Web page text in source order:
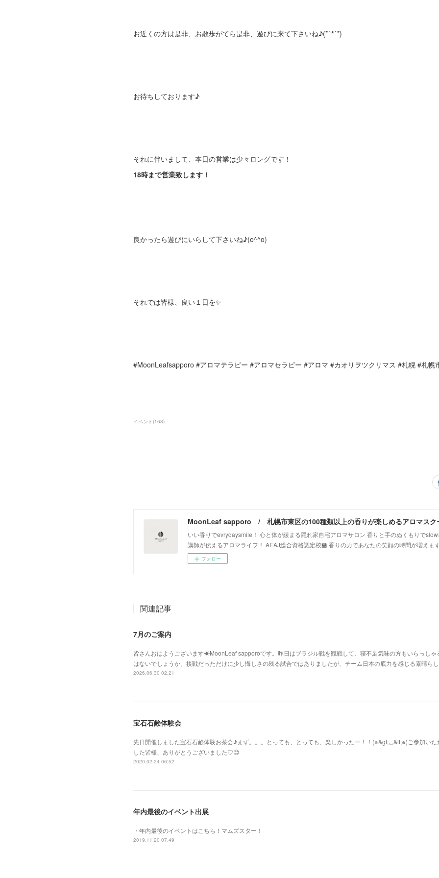
お近くの方は是非、お散歩がてら是非、遊びに来て下さいね♪(*´꒳`*)
お待ちしております♪
それに伴いまして、本日の営業は少々ロングです！
18時まで営業致します！
良かったら遊びにいらして下さいね♪(o^^o)
それでは皆様、良い１日を✨
#MoonLeafsapporo #アロマテラピー #アロマセラピー #アロマ #カオリヲツクリマス #札幌 #札幌
イベント (168)
いい香りでevrydaysmile！ 心と体が緩まる隠れ家自宅アロマサロン 香りと手のぬくもりで
講師が伝えるアロマライフ！ AEAJ総合資格認定校🏫 香りの力であなたの笑顔の時間が増えま
フォロー
関連記事
7月のご案内
皆さんおはようございます☀MoonLeaf sapporoです。昨日はブラジル戦を観戦して、寝不足気味の方もいらっしゃ
はないでしょうか。接戦だっただけに少し悔しさの残る試合ではありましたが、チーム日本の底力を感じる素晴ら
2026.06.30 02:21
宝石石鹸体験会
先日開催しました宝石石鹸体験お茶会♪まず。。。とっても、とっても、楽しかったー！！(๑&gt;◡&lt;๑)ご参加いた
した皆様、ありがとうございました♡😊
2020.02.24 06:52
年内最後のイベント出展
・年内最後のイベントはこちら！マムズスター！
2019.11.20 07:49